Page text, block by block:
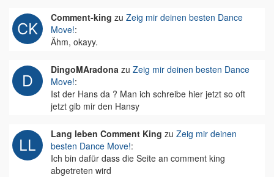
Comment-king zu Zeig mir deinen besten Dance
Move!:
Ähm, okayy.
DingoMAradona zu Zeig mir deinen besten Dance
Move!:
Ist der Hans da ? Man ich schreibe hier jetzt so oft
jetzt gib mir den Hansy
Lang leben Comment King zu Zeig mir deinen
besten Dance Move!:
Ich bin dafür dass die Seite an comment king
abgetreten wird